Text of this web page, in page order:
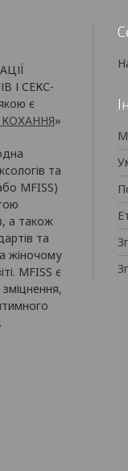
І СЕКС-
є
»
та
MFISS)
а також
та
жіночому
MFISS є